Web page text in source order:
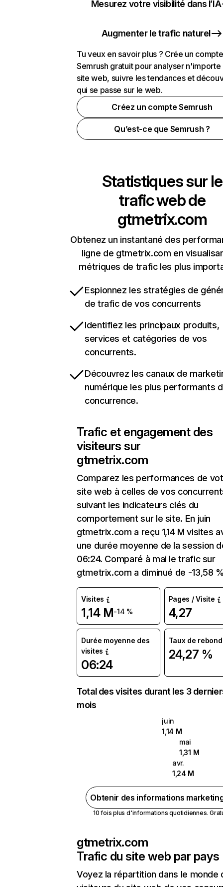
Mesurez votre visibilité dans l’IA
Augmenter le trafic naturel
Tu veux en savoir plus ? Crée un compte
Semrush gratuit pour analyser n'importe
site web, suivre les tendances et
qui se passe sur le web.
Créez un compte Semrush
Qu’est-ce que Semrush ?
Statistiques sur le
trafic web de
gtmetrix.com
Obtenez un instantané des
ligne de gtmetrix.com en
métriques de trafic les plus
Espionnez les stratégies de
de trafic de vos concurrents
Identifiez les principaux produits,
services et catégories de vos
concurrents.
Découvrez les canaux de
numérique les plus performants
concurrence.
Trafic et engagement des
visiteurs sur
gtmetrix.com
Comparez les performances de
site web à celles de vos
suivant les indicateurs clés du
comportement sur le site. En juin
gtmetrix.com a reçu 1,14 M visites
une durée moyenne de la session
06:24. Comparé à mai le trafic sur
gtmetrix.com a diminué de -13,58
Visites
1,14 M-14 %
Pages / Visite
4,27
Durée moyenne des
visites
06:24
Taux de rebond
24,27 %
Total des visites durant les 3
mois
juin
1,14 M
mai
1,31 M
avr.
1,24 M
Obtenir des informations
10 fois plus d'informations quotidiennes.
gtmetrix.com
Trafic du site web par pays
Voyez la répartition dans le monde